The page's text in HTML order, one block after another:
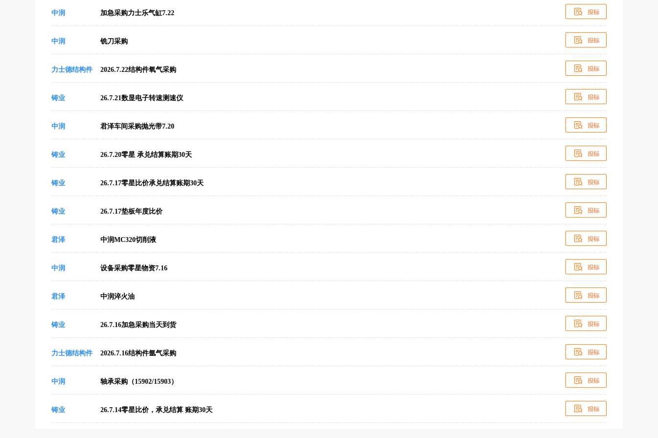
中润 加急采购力士乐气缸7.22
中润 铣刀采购
力士德结构件 2026.7.22结构件氧气采购
铸业 26.7.21数显电子转速测速仪
中润 君泽车间采购抛光带7.20
铸业 26.7.20零星 承兑结算账期30天
铸业 26.7.17零星比价承兑结算账期30天
铸业 26.7.17垫板年度比价
君泽 中润MC320切削液
中润 设备采购零星物资7.16
君泽 中润淬火油
铸业 26.7.16加急采购当天到货
力士德结构件 2026.7.16结构件氩气采购
中润 轴承采购（15902/15903）
铸业 26.7.14零星比价，承兑结算 账期30天